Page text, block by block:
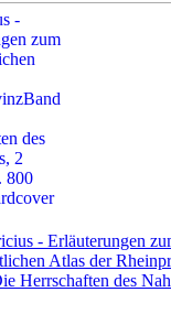
Exemplar
included, plus
- Erläuterungen
Atlas der
Herrschaften des